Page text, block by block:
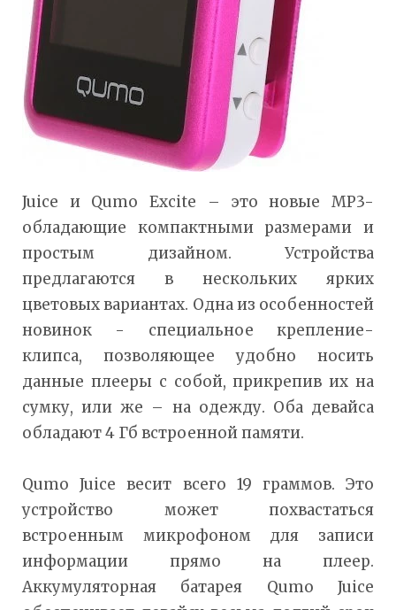
Juice и Qumo Excite – это новые MP3-
обладающие компактными размерами и
простым дизайном. Устройства
предлагаются в нескольких ярких
цветовых вариантах. Одна из особенностей
новинок - специальное крепление-
клипса, позволяющее удобно носить
данные плееры с собой, прикрепив их на
сумку, или же – на одежду. Оба девайса
обладают 4 Гб встроенной памяти.
Qumo Juice весит всего 19 граммов. Это
устройство может похвастаться
встроенным микрофоном для записи
информации прямо на плеер.
Аккумуляторная батарея Qumo Juice